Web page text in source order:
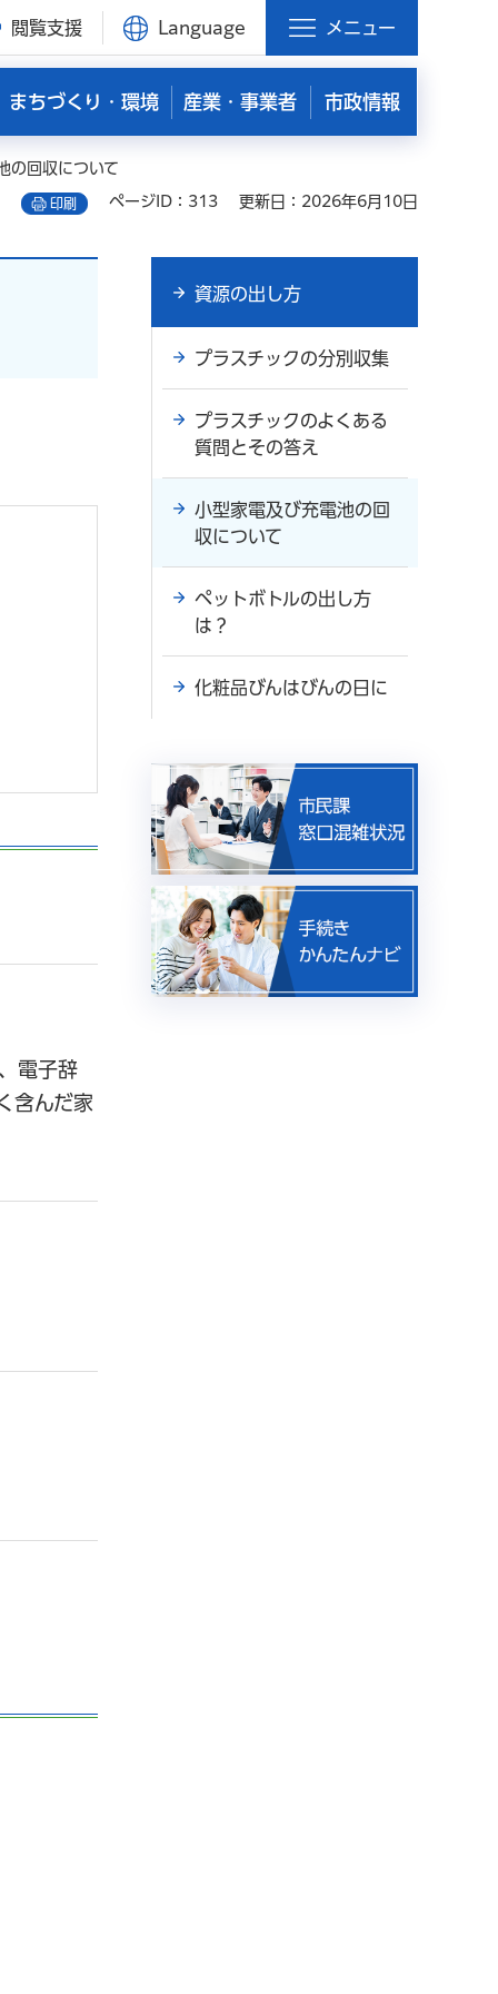
閲覧支援 Language メニュー
まちづくり・環境 産業・事業者 市政情報
の回収について
印刷 ページID：313 更新日：2026年6月10日
電子辞
含んだ家
資源の出し方
プラスチックの分別収集
プラスチックのよくある
質問とその答え
小型家電及び充電池の回
収について
ペットボトルの出し方
は？
化粧品びんはびんの日に